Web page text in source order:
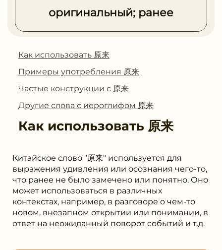
оригинальный; ранее
Как использовать 原来
Примеры употребления 原来
Частые конструкции с 原来
Другие слова с иероглифом 原来
Как использовать 原来
Китайское слово "原来" используется для
выражения удивления или осознания чего-то,
что ранее не было замечено или понятно. Оно
может использоваться в различных
контекстах, например, в разговоре о чем-то
новом, внезапном открытии или понимании, в
ответ на неожиданный поворот событий и т.д.